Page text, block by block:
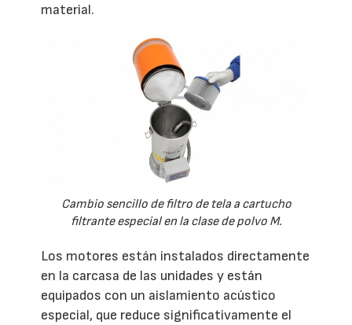
material.
Cambio sencillo de filtro de tela a cartucho
filtrante especial en la clase de polvo M.
Los motores están instalados directamente
en la carcasa de las unidades y están
equipados con un aislamiento acústico
especial, que reduce significativamente el